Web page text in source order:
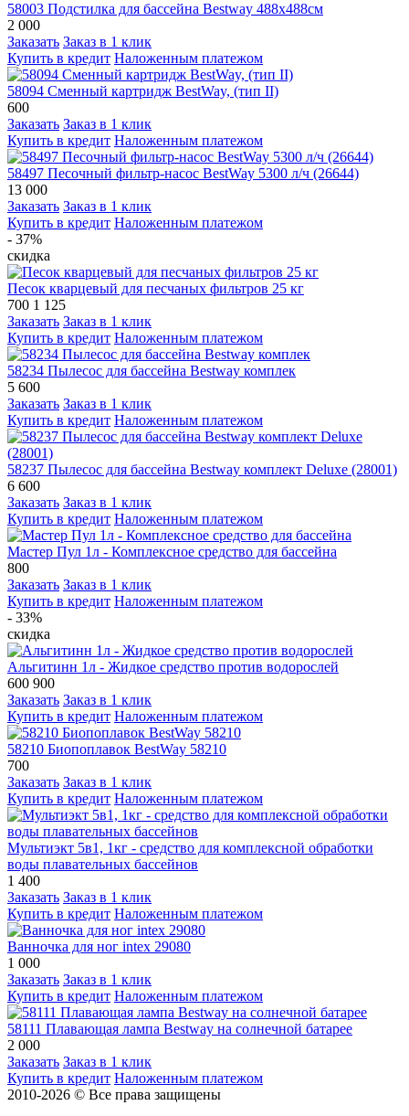
58003 Подстилка для бассейна Bestway 488х488см
2 000
Заказать Заказ в 1 клик
Купить в кредит Наложенным платежом
58094 Сменный картридж BestWay, (тип II)
600
Заказать Заказ в 1 клик
Купить в кредит Наложенным платежом
58497 Песочный фильтр-насос BestWay 5300 л/ч (26644)
13 000
Заказать Заказ в 1 клик
Купить в кредит Наложенным платежом
- 37%
скидка
Песок кварцевый для песчаных фильтров 25 кг
700 1 125
Заказать Заказ в 1 клик
Купить в кредит Наложенным платежом
58234 Пылесос для бассейна Bestway комплек
5 600
Заказать Заказ в 1 клик
Купить в кредит Наложенным платежом
58237 Пылесос для бассейна Bestway комплект Deluxe (28001)
6 600
Заказать Заказ в 1 клик
Купить в кредит Наложенным платежом
Мастер Пул 1л - Комплексное средство для бассейна
800
Заказать Заказ в 1 клик
Купить в кредит Наложенным платежом
- 33%
скидка
Альгитинн 1л - Жидкое средство против водорослей
600 900
Заказать Заказ в 1 клик
Купить в кредит Наложенным платежом
58210 Биопоплавок BestWay 58210
700
Заказать Заказ в 1 клик
Купить в кредит Наложенным платежом
Мультиэкт 5в1, 1кг - средство для комплексной обработки
воды плавательных бассейнов
1 400
Заказать Заказ в 1 клик
Купить в кредит Наложенным платежом
Ванночка для ног intex 29080
1 000
Заказать Заказ в 1 клик
Купить в кредит Наложенным платежом
58111 Плавающая лампа Bestway на солнечной батарее
2 000
Заказать Заказ в 1 клик
Купить в кредит Наложенным платежом
2010-2026 © Все права защищены